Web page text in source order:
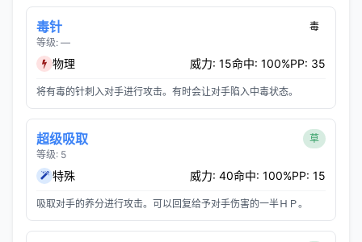
毒针
等级: —
毒
物理 威力: 15命中: 100%PP: 35
将有毒的针刺入对手进行攻击。有时会让对手陷入中毒状态。
超级吸取
等级: 5
草
特殊 威力: 40命中: 100%PP: 15
吸取对手的养分进行攻击。可以回复给予对手伤害的一半ＨＰ。